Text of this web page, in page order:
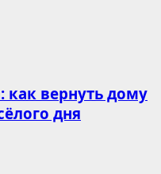
как вернуть дому
дня